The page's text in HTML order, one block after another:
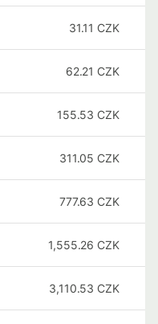
31.11 CZK
62.21 CZK
155.53 CZK
311.05 CZK
777.63 CZK
1,555.26 CZK
3,110.53 CZK